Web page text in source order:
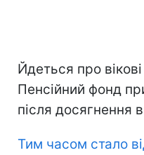
Йдеться про
Пенсійний фонд
після досягнення
Тим часом стало